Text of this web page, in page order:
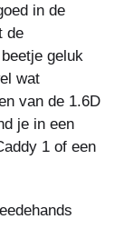
in de
de
geluk
wat
van de 1.6D
je in een
1 of een